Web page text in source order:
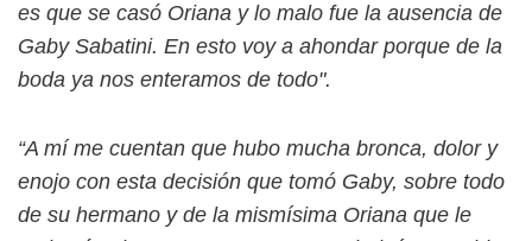
es que se casó Oriana y lo malo fue la ausencia de
Gaby Sabatini. En esto voy a ahondar porque de la
boda ya nos enteramos de todo".
“A mí me cuentan que hubo mucha bronca, dolor y
enojo con esta decisión que tomó Gaby, sobre todo
de su hermano y de la mismísima Oriana que le